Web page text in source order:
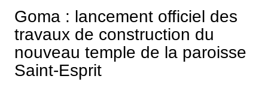
Goma : lancement officiel des
travaux de construction du
nouveau temple de la paroisse
Saint-Esprit